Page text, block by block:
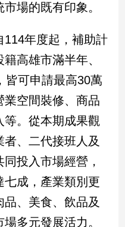
場的既有印象。
114年度起，補助計
高雄市滿半年、
皆可申請最高30萬
業空間裝修、商品
等。從本期成果觀
、二代接班人及
投入市場經營，
七成，產業類別更
、美食、飲品及
多元發展活力。